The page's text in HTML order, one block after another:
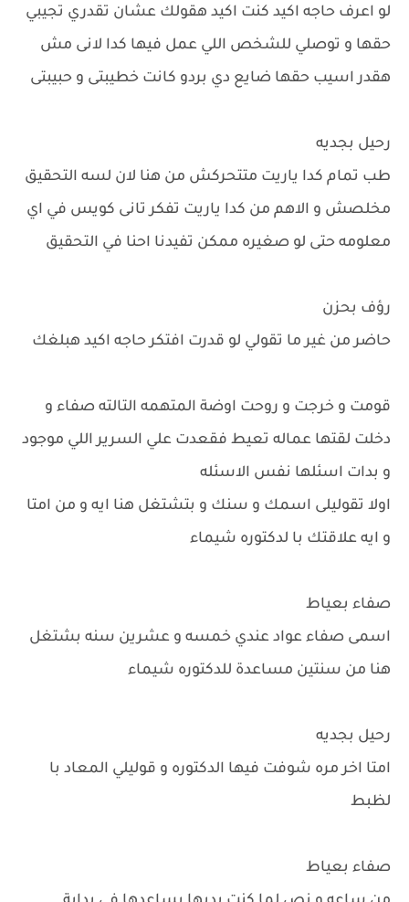
لو اعرف حاجه اكيد كنت اكيد هقولك عشان تقدري تجيبي
حقها و توصلي للشخص اللي عمل فيها كدا لانى مش
هقدر اسيب حقها ضايع دي بردو كانت خطيبتى و حبيبتى
رحيل بجديه
طب تمام كدا ياريت متتحركش من هنا لان لسه التحقيق
مخلصش و الاهم من كدا ياريت تفكر تانى كويس في اي
معلومه حتى لو صغيره ممكن تفيدنا احنا في التحقيق
رؤف بحزن
حاضر من غير ما تقولي لو قدرت افتكر حاجه اكيد هبلغك
قومت و خرجت و روحت اوضة المتهمه التالته صفاء و
دخلت لقتها عماله تعيط فقعدت علي السرير اللي موجود
و بدات اسئلها نفس الاسئله
اولا تقوليلى اسمك و سنك و بتشتغل هنا ايه و من امتا
و ايه علاقتك با لدكتوره شيماء
صفاء بعياط
اسمى صفاء عواد عندي خمسه و عشرين سنه بشتغل
هنا من سنتين مساعدة للدكتوره شيماء
رحيل بجديه
امتا اخر مره شوفت فيها الدكتوره و قوليلي المعاد با
لظبط
صفاء بعياط